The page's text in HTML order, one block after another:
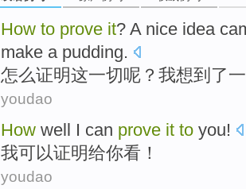
How to prove it? A nice idea
make a pudding.
怎么证明这一切 呢？ 我想到了一
youdao
How well I can prove it to you!
我可以证明给你看！
youdao